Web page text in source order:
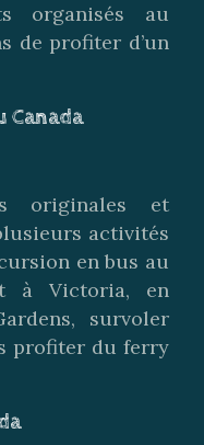
organisés au
de profiter d’un
Canada
originales et
activités
en bus au
à Victoria, en
survoler
profiter du ferry